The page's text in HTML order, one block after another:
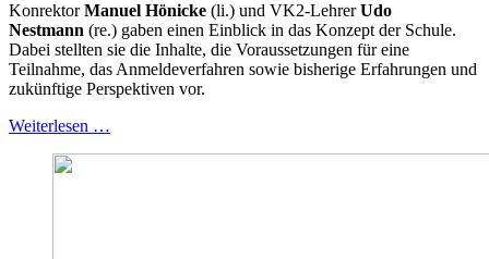
KonrektorManuel Hönicke (li.) und VK2-LehrerUdo
Nestmann (re.) gaben einen Einblick in das Konzept der Schule.
Dabei stellten sie die Inhalte, die Voraussetzungen für eine
Teilnahme, das Anmeldeverfahren sowie bisherige Erfahrungen und
zukünftige Perspektiven vor.
Weiterlesen …